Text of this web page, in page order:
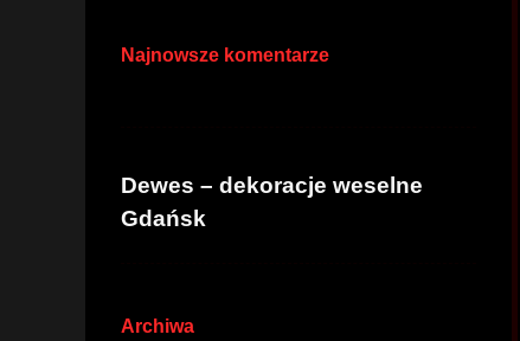
Najnowsze komentarze
Dewes – dekoracje weselne
Gdańsk
Archiwa